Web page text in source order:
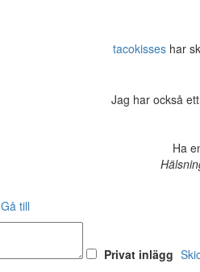
tacokisses har
Jag har också
Ha
Gå till
Privat inlägg